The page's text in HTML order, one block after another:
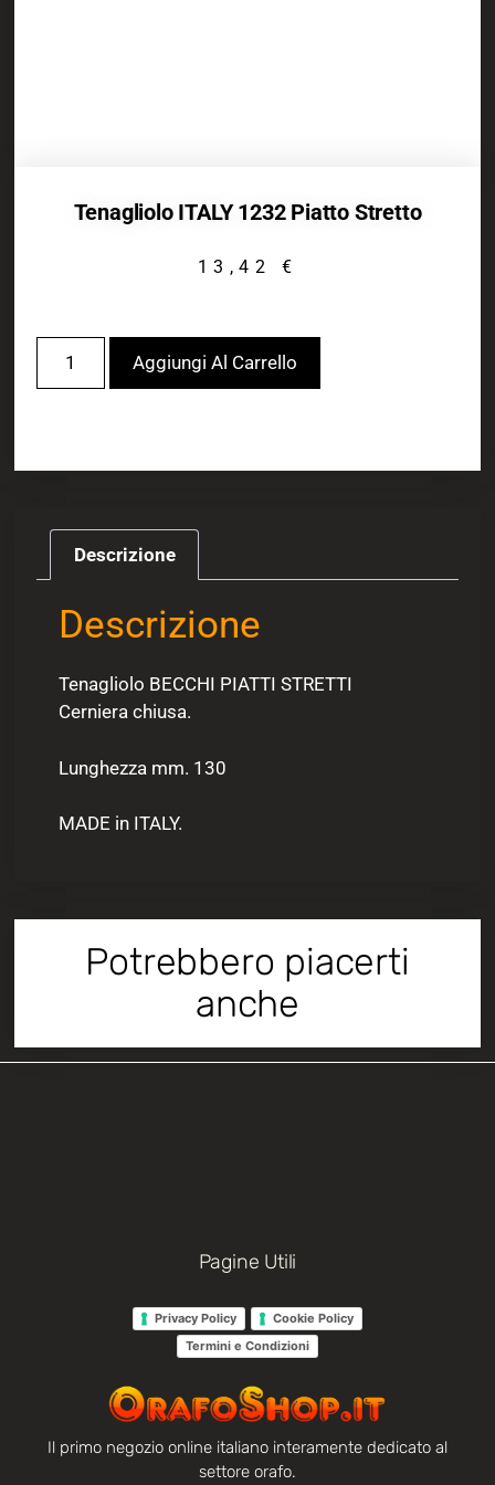
Tenagliolo ITALY 1232 Piatto Stretto
13,42 €
Aggiungi Al Carrello
Descrizione
Descrizione
Tenagliolo BECCHI PIATTI STRETTI
Cerniera chiusa.
Lunghezza mm. 130
MADE in ITALY.
Potrebbero piacerti
anche
Pagine Utili
Privacy Policy
Cookie Policy
Termini e Condizioni
Il primo negozio online italiano interamente dedicato al
settore orafo.